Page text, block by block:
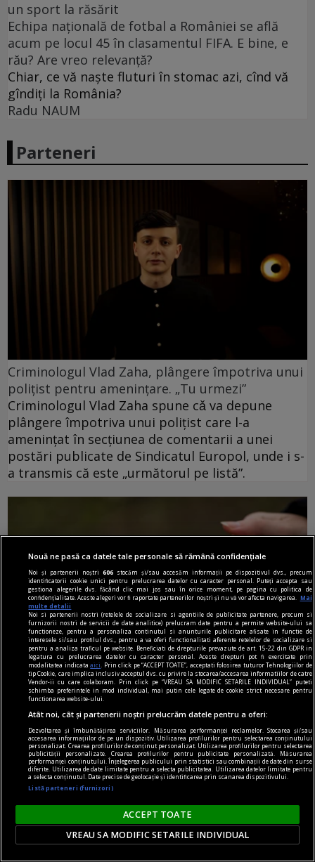
un sport la răsărit
Echipa națională de fotbal a României se află
acum pe locul 45 în clasamentul FIFA. E bine, e
rău? Are vreo relevanță?
Chiar, ce vă naște fluturi în stomac azi, cînd vă
gîndiți la România?
Radu NAUM
Parteneri
Criminologul Vlad Zaha, plângere împotriva unui
polițist pentru amenințare. „Tu urmezi”
Criminologul Vlad Zaha spune cǎ va depune
plângere împotriva unui polițist care l-a
amenințat în secțiunea de comentarii a unei
postări publicate de Sindicatul Europol, unde i s-
a transmis că este „următorul pe listă”.
Efectul ascuns al inflației. Studiul care leagă
scumpirile de un risc mai mare de sinucidere
Inflația nu înseamnă doar alimente și facturi mai
scumpe. Un nou studiu publicat în The Lancet
Regional Health - Western Pacific arată că
perioadele cu creșteri accelerate ale prețurilor
sunt asociate cu o creștere a ratei sinuciderilor,
însă efectele nu sunt resimțite la fel de toate
Nouă ne pasă ca datele tale personale să rămână confidențiale
Noi și partenerii noștri606 stocăm și/sau accesăm informații pe dispozitivul dvs., precum
identificatorii cookie unici pentru prelucrarea datelor cu caracter personal. Puteți accepta sau
gestiona alegerile dvs. făcând clic mai jos sau în orice moment, pe pagina cu politica de
confidențialitate. Aceste alegeri vor fi raportate partenerilor noștri și nu vă vor afecta navigarea.
Mai
multe detalii
Noi si partenerii nostri (retelele de socializare si agentiile de publicitate partenere, precum si
furnizorii nostri de servicii de date analitice) prelucram date pentru a permite website-ului sa
functioneze, pentru a personaliza continutul si anunturile publicitare afisate in functie de
interesele si/sau profilul dvs., pentru a va oferi functionalitati aferente retelelor de socializare si
pentru a analiza traficul pe website. Beneficiati de drepturile prevazute de art. 15-22 din GDPR in
legatura cu prelucrarea datelor cu caracter personal. Aceste drepturi pot fi exercitate prin
modalitatea indicataaici
. Prin click pe “ACCEPT TOATE”, acceptati folosirea tuturor Tehnologiilor de
tip Cookie, care implica inclusiv acceptul dvs. cu privire la stocarea/accesarea informatiilor de catre
Vendor-ii cu care colaboram. Prin click pe “VREAU SA MODIFIC SETARILE INDIVIDUAL” puteti
schimba preferintele in mod individual, mai putin cele legate de cookie strict necesare pentru
functionarea website-ului.
Atât noi, cât și partenerii noștri prelucrăm datele pentru a oferi:
Dezvoltarea și îmbunătățirea serviciilor. Măsurarea performanței reclamelor. Stocarea și/sau
accesarea informațiilor de pe un dispozitiv. Utilizarea profilurilor pentru selectarea conținutului
personalizat. Crearea profilurilor de conținut personalizat. Utilizarea profilurilor pentru selectarea
publicității personalizate. Crearea profilurilor pentru publicitate personalizată. Măsurarea
performanței conținutului. Înțelegerea publicului prin statistici sau combinații de date din surse
diferite. Utilizarea de date limitate pentru a selecta publicitatea. Utilizarea datelor limitate pentru
a selecta conținutul. Date precise de geolocație și identificarea prin scanarea dispozitivului.
Listă parteneri (furnizori)
ACCEPT TOATE
VREAU SA MODIFIC SETARILE INDIVIDUAL